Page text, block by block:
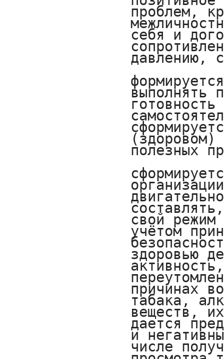
проблем,
себя и
давлению,
выполнять
полезных
свой
учётом
здоровью
причинах
табака,
веществ,
дается
и
числе